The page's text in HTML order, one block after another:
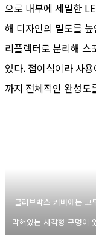
으로 내부에 세밀한
해 디자인의 밀도를
리플렉터로 분리해 스
있다. 접이식이라 사
까지 전체적인 완성도
글러브박스 커버에는 고
막혀있는 사각형 구멍이